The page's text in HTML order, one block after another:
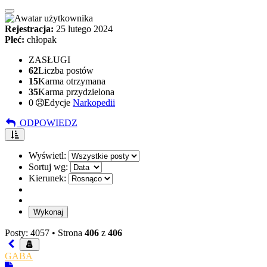
Rejestracja: 25 lutego 2024
Płeć: chłopak
ZASŁUGI
62Liczba postów
15Karma otrzymana
35Karma przydzielona
0
Edycje Narkopedii
ODPOWIEDZ
Wyświetl:
Sortuj wg:
Kierunek:
Posty: 4057 • Strona 406 z 406
GABA